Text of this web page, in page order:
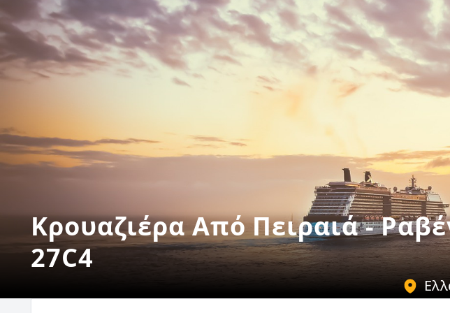
Κρουαζιέρα Από Πειραιά -
27C4